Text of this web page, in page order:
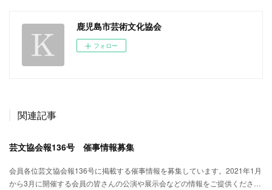
鹿児島市芸術文化協会
フォロー
関連記事
芸文協会報136号 催事情報募集
会員各位芸文協会報136号に掲載する催事情報を募集しています。2021年1月
から3月に開催する会員の皆さんの公演や展示会などの情報をご提供くださ…